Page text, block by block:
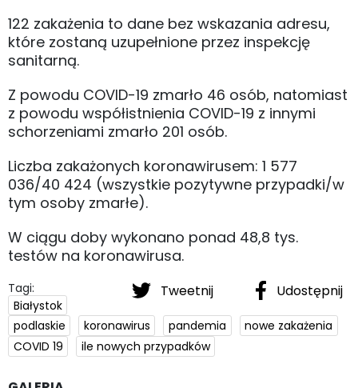
122 zakażenia to dane bez wskazania adresu,
które zostaną uzupełnione przez inspekcję
sanitarną.
Z powodu COVID-19 zmarło 46 osób, natomiast
z powodu współistnienia COVID-19 z innymi
schorzeniami zmarło 201 osób.
Liczba zakażonych koronawirusem: 1 577
036/40 424 (wszystkie pozytywne przypadki/w
tym osoby zmarłe).
W ciągu doby wykonano ponad 48,8 tys.
testów na koronawirusa.
Tweetnij Udostępnij
Tagi:
Białystok
podlaskie
koronawirus pandemia
nowe zakażenia
COVID 19
ile nowych przypadków